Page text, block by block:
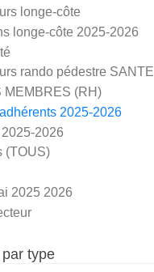
longe-côte
longe-côte 2025-2026
rando pédestre SANTE
MEMBRES (RH)
2025-2026
2026
(TOUS)
2025 2026
type